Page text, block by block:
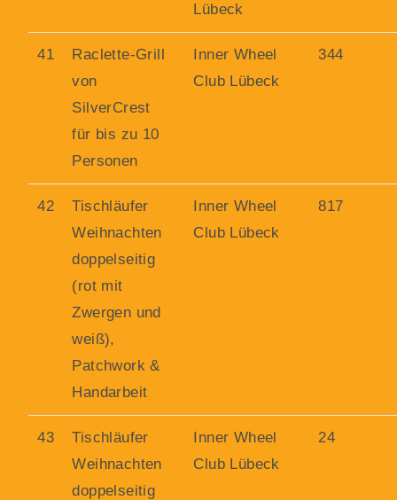
Lübeck
41
Raclette-Grill
von
SilverCrest
für bis zu 10
Personen
Inner Wheel
Club Lübeck
344
42
Tischläufer
Weihnachten
doppelseitig
(rot mit
Zwergen und
weiß),
Patchwork &
Handarbeit
Inner Wheel
Club Lübeck
817
43
Tischläufer
Weihnachten
doppelseitig
Inner Wheel
Club Lübeck
24